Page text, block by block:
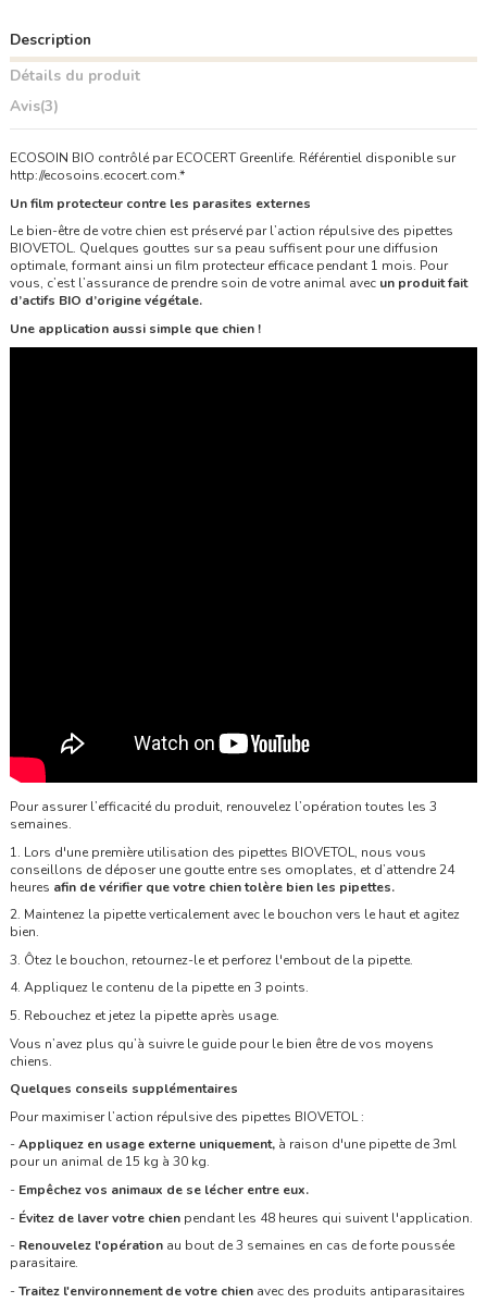
Description
Détails du produit
Avis(3)
ECOSOIN BIO contrôlé par ECOCERT Greenlife. Référentiel disponible sur
http://ecosoins.ecocert.com.*
Un film protecteur contre les parasites externes
Le bien-être de votre chien est préservé par l’action répulsive des pipettes
BIOVETOL. Quelques gouttes sur sa peau suffisent pour une diffusion
optimale, formant ainsi un film protecteur efficace pendant 1 mois. Pour
vous, c’est l’assurance de prendre soin de votre animal avec un produit fait
d’actifs BIO d’origine végétale.
Une application aussi simple que chien !
Pour assurer l’efficacité du produit, renouvelez l’opération toutes les 3
semaines.
1. Lors d'une première utilisation des pipettes BIOVETOL, nous vous
conseillons de déposer une goutte entre ses omoplates, et d’attendre 24
heures afin de vérifier que votre chien tolère bien les pipettes.
2. Maintenez la pipette verticalement avec le bouchon vers le haut et agitez
bien.
3. Ôtez le bouchon, retournez-le et perforez l'embout de la pipette.
4. Appliquez le contenu de la pipette en 3 points.
5. Rebouchez et jetez la pipette après usage.
Vous n’avez plus qu’à suivre le guide pour le bien être de vos moyens
chiens.
Quelques conseils supplémentaires
Pour maximiser l’action répulsive des pipettes BIOVETOL :
-Appliquez en usage externe uniquement, à raison d'une pipette de 3ml
pour un animal de 15 kg à 30 kg.
- Empêchez vos animaux de se lécher entre eux.
- Évitez de laver votre chien pendant les 48 heures qui suivent l'application.
- Renouvelez l'opération au bout de 3 semaines en cas de forte poussée
parasitaire.
-Traitez l'environnement de votre chien avec des produits antiparasitaires